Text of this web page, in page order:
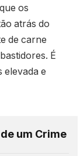
os
atrás do
de carne
É
elevada e
um Crime